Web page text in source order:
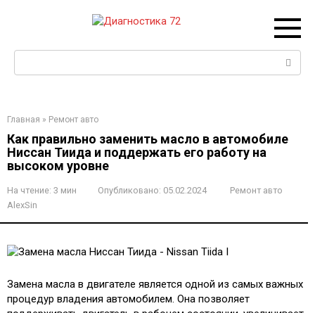
Главная » Ремонт авто
Как правильно заменить масло в автомобиле
Ниссан Тиида и поддержать его работу на
высоком уровне
На чтение: 3 мин Опубликовано: 05.02.2024
Ремонт авто
AlexSin
Замена масла в двигателе является одной из самых важных
процедур владения автомобилем. Она позволяет